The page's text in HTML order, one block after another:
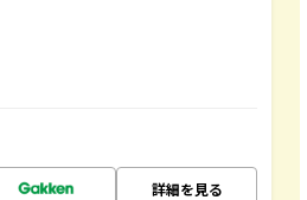
詳細を見る